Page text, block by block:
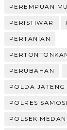
PEREMPUAN
PERISTIWAR
PERTANIAN
PERUBAHAN
POLDA JATENG
POLRES
POLSEK